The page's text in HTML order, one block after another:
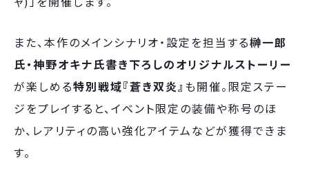
また、本作のメインシナリオ・設定を担当する榊一郎
氏・神野オキナ氏書き下ろしのオリジナルストーリー
が楽しめる特別戦域『蒼き双炎』 も開催。限定ステー
ジをプレイすると、イベント限定の装備や称号のほ
か、レアリティの高い強化アイテムなどが獲得できま
す。